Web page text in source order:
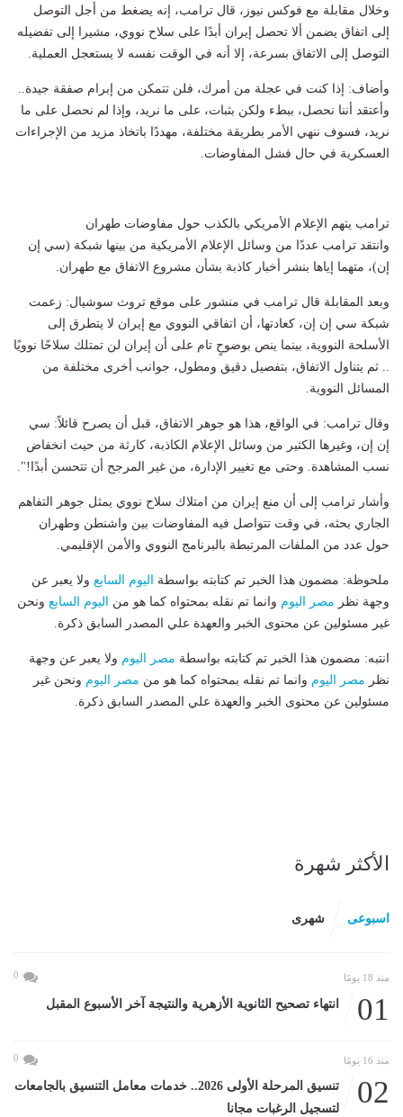
وخلال مقابلة مع فوكس نيوز، قال ترامب، إنه يضغط من أجل التوصل
إلى اتفاق يضمن ألا تحصل إيران أبدًا على سلاح نووي، مشيرا إلى تفضيله
التوصل إلى الاتفاق بسرعة، إلا أنه في الوقت نفسه لا يستعجل العملية.
وأضاف: إذا كنت في عجلة من أمرك، فلن تتمكن من إبرام صفقة جيدة..
وأعتقد أننا نحصل، ببطء ولكن بثبات، على ما نريد، وإذا لم نحصل على ما
نريد، فسوف ننهي الأمر بطريقة مختلفة، مهددًا باتخاذ مزيد من الإجراءات
العسكرية في حال فشل المفاوضات.
ترامب يتهم الإعلام الأمريكي بالكذب حول مفاوضات طهران
وانتقد ترامب عددًا من وسائل الإعلام الأمريكية من بينها شبكة (سي إن
إن)، متهما إياها بنشر أخبار كاذبة بشأن مشروع الاتفاق مع طهران.
وبعد المقابلة قال ترامب في منشور على موقع تروث سوشيال: زعمت
شبكة سي إن إن، كعادتها، أن اتفاقي النووي مع إيران لا يتطرق إلى
الأسلحة النووية، بينما ينص بوضوحٍ تام على أن إيران لن تمتلك سلاحًا نوويًا
.. ثم يتناول الاتفاق، بتفصيل دقيق ومطول، جوانب أخرى مختلفة من
المسائل النووية.
وقال ترامب: في الواقع، هذا هو جوهر الاتفاق، قبل أن يصرح قائلاً: سي
إن إن، وغيرها الكثير من وسائل الإعلام الكاذبة، كارثة من حيث انخفاض
نسب المشاهدة. وحتى مع تغيير الإدارة، من غير المرجح أن تتحسن أبدًا!".
وأشار ترامب إلى أن منع إيران من امتلاك سلاح نووي يمثل جوهر التفاهم
الجاري بحثه، في وقت تتواصل فيه المفاوضات بين واشنطن وطهران
حول عدد من الملفات المرتبطة بالبرنامج النووي والأمن الإقليمي.
ملحوظة: مضمون هذا الخبر تم كتابته بواسطة اليوم السابع ولا يعبر عن
وجهة نظر مصر اليوم وانما تم نقله بمحتواه كما هو من اليوم السابع ونحن
غير مسئولين عن محتوى الخبر والعهدة علي المصدر السابق ذكرة.
انتبه: مضمون هذا الخبر تم كتابته بواسطة مصر اليوم ولا يعبر عن وجهة
نظر مصر اليوم وانما تم نقله بمحتواه كما هو من مصر اليوم ونحن غير
مسئولين عن محتوى الخبر والعهدة علي المصدر السابق ذكرة.
الأكثر شهرة
اسبوعى شهرى
منذ 18 يومًا 0
01 انتهاء تصحيح الثانوية الأزهرية والنتيجة آخر الأسبوع المقبل
منذ 16 يومًا 0
02
تنسيق المرحلة الأولى 2026.. خدمات معامل التنسيق بالجامعات
لتسجيل الرغبات مجانا